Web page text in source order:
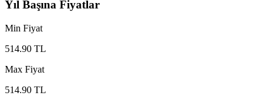
Yıl Başına Fiyatlar
Min Fiyat
514.90 TL
Max Fiyat
514.90 TL